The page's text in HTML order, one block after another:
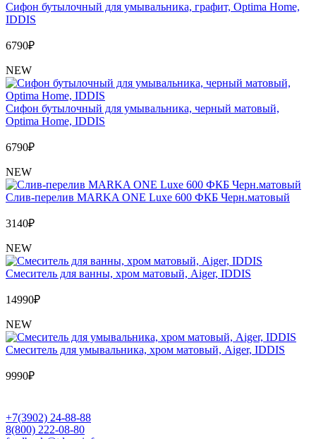
Сифон бутылочный для умывальника, графит, Optima Home,
IDDIS
6790₽
NEW
Сифон бутылочный для умывальника, черный матовый,
Optima Home, IDDIS
6790₽
NEW
Слив-перелив MARKA ONE Luxe 600 ФКБ Черн.матовый
3140₽
NEW
Cмеситель для ванны, хром матовый, Aiger, IDDIS
14990₽
NEW
Cмеситель для умывальника, хром матовый, Aiger, IDDIS
9990₽
+7(3902) 24-88-88
8(800) 222-08-80